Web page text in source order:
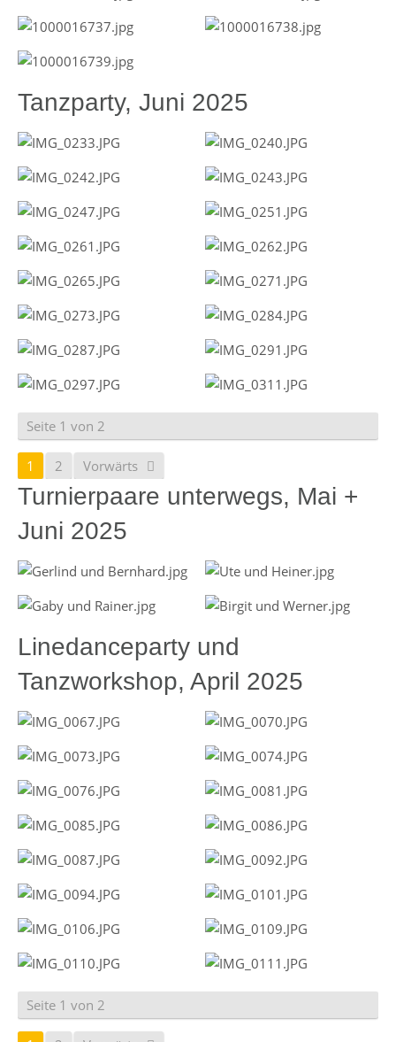
Tanzparty, Juni 2025
Seite 1 von 2
1 2 Vorwärts
Turnierpaare unterwegs, Mai +
Juni 2025
Linedanceparty und
Tanzworkshop, April 2025
Seite 1 von 2